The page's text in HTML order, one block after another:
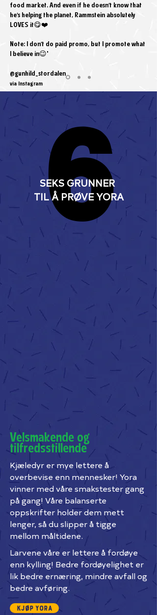
food market. And even if he doesn’t know that
he’s helping the planet, Rammstein absolutely
LOVES it😋❤️
Note: I don’t do paid promo, but I promote what
I believe in😉"
@gunhild_stordalen
via Instagram
6
6
SEKS GRUNNER
TIL Å PRØVE YORA
Velsmakende og
tilfredsstillende
Kjæledyr er mye lettere å
overbevise enn mennesker! Yora
vinner med våre smakstester gang
på gang! Våre balanserte
oppskrifter holder dem mett
lenger, så du slipper å tigge
mellom måltidene.
Larvene våre er lettere å fordøye
enn kylling! Bedre fordøyelighet er
lik bedre ernæring, mindre avfall og
bedre avføring.
Kjøp Yora